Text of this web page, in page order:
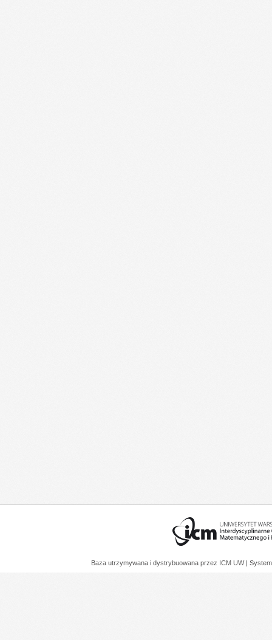
Baza utrzymywana i dystrybuowana przez ICM UW |